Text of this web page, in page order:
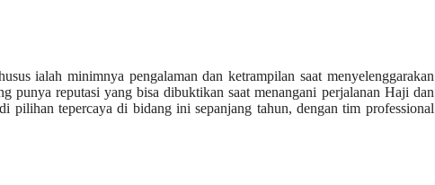
ialah minimnya pengalaman dan ketrampilan saat menyelenggarakan
punya reputasi yang bisa dibuktikan saat menangani perjalanan Haji dan
pilihan tepercaya di bidang ini sepanjang tahun, dengan tim professional